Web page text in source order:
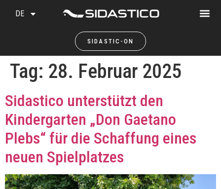
SIDASTIC-ON
DE
Tag: 28. Februar 2025
Sidastico unterstützt den
Kindergarten „Don Gaetano
Plebs“ für die Schaffung eines
neuen Spielplatzes